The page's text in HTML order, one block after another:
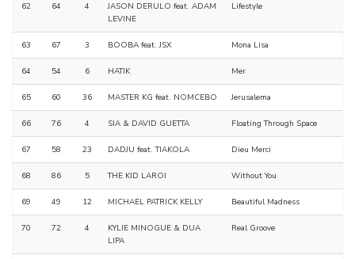
62 64 4
JASON DERULO feat. ADAM
LEVINE
Lifestyle
63 67 3 BOOBA feat. JSX Mona Lisa
64 54 6 HATIK Mer
65 60 36 MASTER KG feat. NOMCEBO Jerusalema
66 76 4 SIA & DAVID GUETTA Floating Through Space
67 58 23 DADJU feat. TIAKOLA Dieu Merci
68 86 5 THE KID LAROI Without You
69 49 12 MICHAEL PATRICK KELLY Beautiful Madness
70 72 4
KYLIE MINOGUE & DUA
LIPA
Real Groove